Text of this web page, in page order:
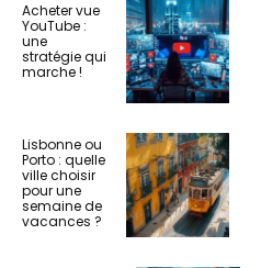
Acheter vue
YouTube :
une
stratégie qui
marche !
Lisbonne ou
Porto : quelle
ville choisir
pour une
semaine de
vacances ?